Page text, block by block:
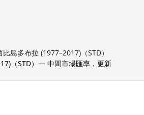
島多布拉 (1977–2017)（STD）
（STD）— 中間市場匯率，更新